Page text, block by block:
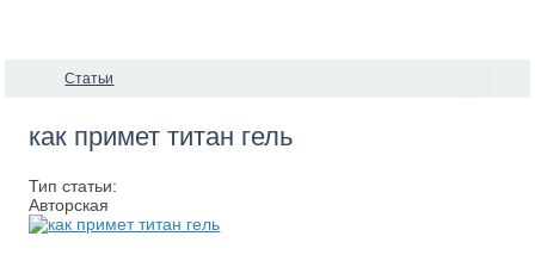
Статьи
как примет титан гель
Тип статьи:
Авторская